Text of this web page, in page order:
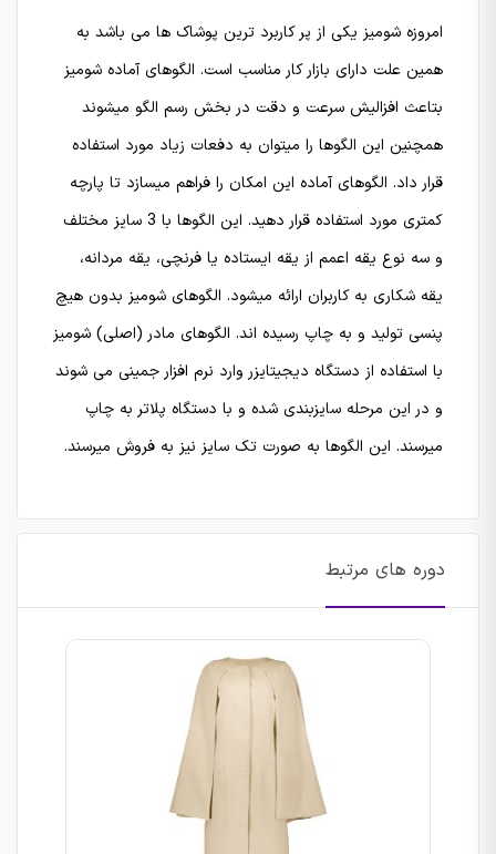
امروزه شومیز یکی از پر کاربرد ترین پوشاک ها می باشد به
همین علت دارای بازار کار مناسب است. الگوهای آماده شومیز
بتاعث افزالیش سرعت و دقت در بخش رسم الگو میشوند
همچنین این الگوها را میتوان به دفعات زیاد مورد استفاده
قرار داد. الگوهای آماده این امکان را فراهم میسازد تا پارچه
کمتری مورد استفاده قرار دهید. این الگوها با 3 سایز مختلف
و سه نوع یقه اعمم از یقه ایستاده یا فرنچی، یقه مردانه،
یقه شکاری به کاربران ارائه میشود. الگوهای شومیز بدون هیچ
پنسی تولید و به چاپ رسیده اند. الگوهای مادر (اصلی) شومیز
با استفاده از دستگاه دیجیتایزر وارد نرم افزار جمینی می شوند
و در این مرحله سایزبندی شده و با دستگاه پلاتر به چاپ
میرسند. این الگوها به صورت تک سایز نیز به فروش میرسند.
دوره های مرتبط